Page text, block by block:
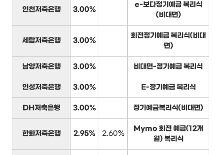
인천저축은행 3.00%
e-보다정기예금 복리식
(비대면)
세람저축은행 3.00%
회전정기예금 복리식(비대
면)
남양저축은행 3.00% 비대면-정기예금 복리식
인성저축은행 3.00% E-정기예금 복리식
DH저축은행 3.00% 정기예금복리식(비대면)
한화저축은행 2.95% 2.60%
Mymo 회전 예금(12개
월) 복리식